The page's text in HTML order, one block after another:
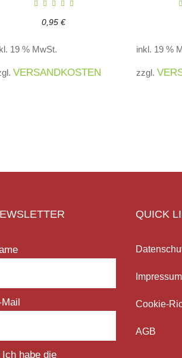
0,95 €
19 % MwSt.
VERSANDKOSTEN
inkl. 19 %
zzgl.
Mail
habe die
QUICK
Impressum
Cookie-
AGB